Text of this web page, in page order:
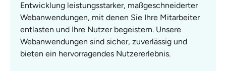
Entwicklung leistungsstarker, maßgeschneiderter
Webanwendungen, mit denen Sie Ihre Mitarbeiter
entlasten und Ihre Nutzer begeistern. Unsere
Webanwendungen sind sicher, zuverlässig und
bieten ein hervorragendes Nutzererlebnis.